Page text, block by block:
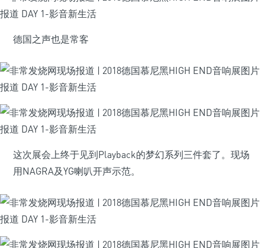
德国之声也是常客
这次展会上终于见到Playback的梦幻系列三件套了。现场
用NAGRA及YG喇叭开声示范。